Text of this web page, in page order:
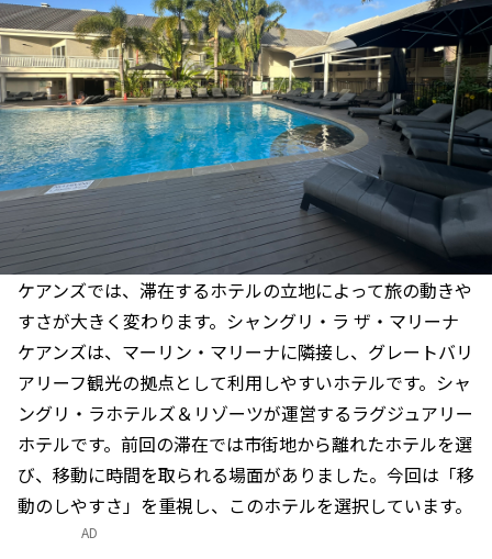
ケアンズでは、滞在するホテルの立地によって旅の動きや
すさが大きく変わります。シャングリ・ラ ザ・マリーナ
ケアンズは、マーリン・マリーナに隣接し、グレートバリ
アリーフ観光の拠点として利用しやすいホテルです。シャ
ングリ・ラホテルズ＆リゾーツが運営するラグジュアリー
ホテルです。前回の滞在では市街地から離れたホテルを選
び、移動に時間を取られる場面がありました。今回は「移
動のしやすさ」を重視し、このホテルを選択しています。
AD